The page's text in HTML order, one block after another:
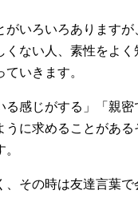
いろいろあります
ない人、素性をよ
いきます。
感じがする」「親
に求めることがあ
その時は友達言葉